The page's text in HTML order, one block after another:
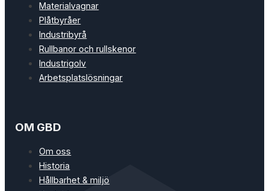
Materialvagnar
Plåtbyråer
Industribyrå
Rullbanor och rullskenor
Industrigolv
Arbetsplatslösningar
OM GBD
Om oss
Historia
Hållbarhet & miljö